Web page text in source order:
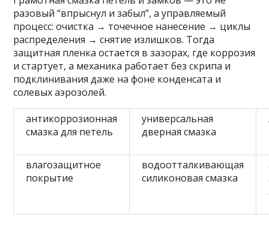
разовый “впрыснул и забыл”, а управляемый
процесс: очистка → точечное нанесение → циклы
распределения → снятие излишков. Тогда
защитная пленка остается в зазорах, где коррозия
и стартует, а механика работает без скрипа и
подклинивания даже на фоне конденсата и
солевых аэрозолей.
антикоррозионная
смазка для петель
универсальная
дверная смазка
влагозащитное
покрытие
водоотталкивающая
силиконовая смазка